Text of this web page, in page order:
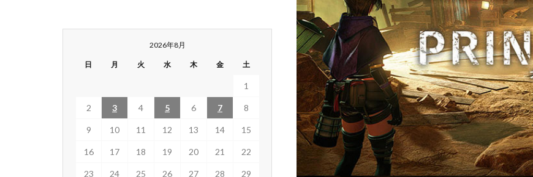
2026年8月
日 月 火 水 木 金 土
1
2 3 4 5 6 7 8
9 10 11 12 13 14 15
16 17 18 19 20 21 22
23 24 25 26 27 28 29